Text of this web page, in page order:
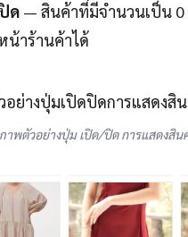
ด — สินค้าที่มีจำนวนเป็น 0
น้าร้านค้าได้
าพตัวอย่างปุ่ม เปิด/ปิด การแสดงสิน